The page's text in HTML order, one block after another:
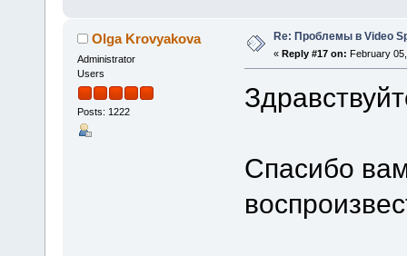
Olga Krovyakova
Administrator
Users
Posts: 1222
Re: Проблемы в Video
« Reply #17 on: February
Спасибо